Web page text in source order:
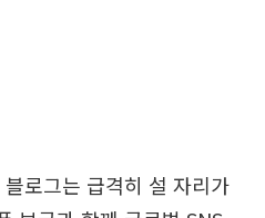
로그는 급격히 설 자리가